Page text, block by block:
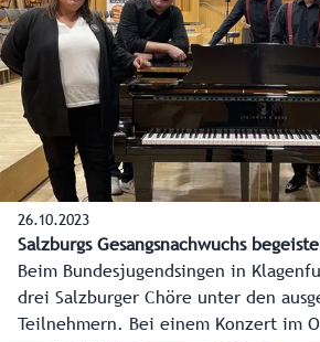
26.10.2023
Salzburgs Gesangsnachwuchs
Beim Bundesjugendsingen in
drei Salzburger Chöre unter den
Teilnehmern. Bei einem Konzert im